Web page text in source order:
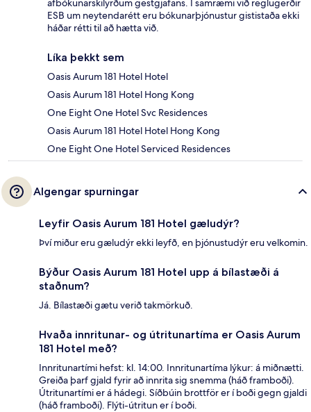
afbókunarskilyrðum gestgjafans. Í samræmi við reglugerðir
ESB um neytendarétt eru bókunarþjónustur gististaða ekki
háðar rétti til að hætta við.
Líka þekkt sem
Oasis Aurum 181 Hotel Hotel
Oasis Aurum 181 Hotel Hong Kong
One Eight One Hotel Svc Residences
Oasis Aurum 181 Hotel Hotel Hong Kong
One Eight One Hotel Serviced Residences
Algengar spurningar
Leyfir Oasis Aurum 181 Hotel gæludýr?
Því miður eru gæludýr ekki leyfð, en þjónustudýr eru velkomin.
Býður Oasis Aurum 181 Hotel upp á bílastæði á
staðnum?
Já. Bílastæði gætu verið takmörkuð.
Hvaða innritunar- og útritunartíma er Oasis Aurum
181 Hotel með?
Innritunartími hefst: kl. 14:00. Innritunartíma lýkur: á miðnætti.
Greiða þarf gjald fyrir að innrita sig snemma (háð framboði).
Útritunartími er á hádegi. Síðbúin brottför er í boði gegn gjaldi
(háð framboði). Flýti-útritun er í boði.